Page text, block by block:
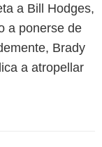
a Bill Hodges,
a ponerse de
Brady
a atropellar